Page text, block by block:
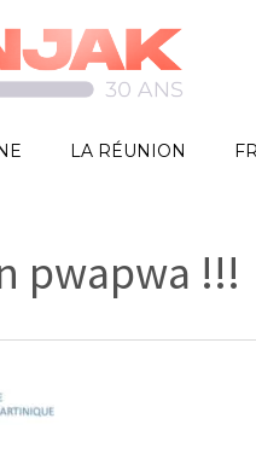
LA RÉUNION
pwapwa !!!